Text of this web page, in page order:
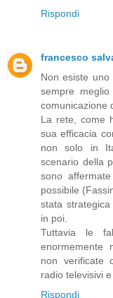
Rispondi
francesco
Non esiste
sempre
comunicazione
La rete, come
sua efficacia
non solo in
scenario della
sono
possibile
stata
in poi.
Tuttavia le
enormemente
non verificate
radio televisivi e
Rispondi